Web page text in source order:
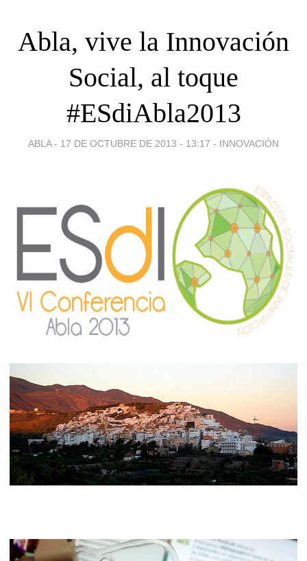
Abla, vive la Innovación
Social, al toque
#ESdiAbla2013
ABLA - 17 DE OCTUBRE DE 2013 - 13:17 - INNOVACIÓN